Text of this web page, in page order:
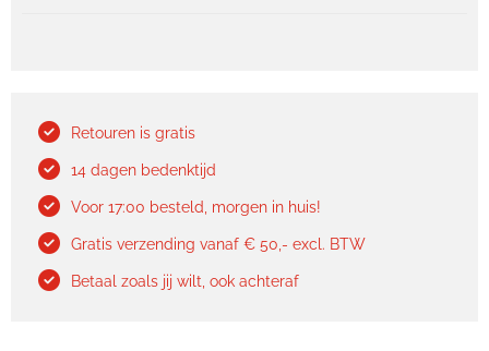
Retouren is gratis
14 dagen bedenktijd
Voor 17:00 besteld, morgen in huis!
Gratis verzending vanaf € 50,- excl. BTW
Betaal zoals jij wilt, ook achteraf